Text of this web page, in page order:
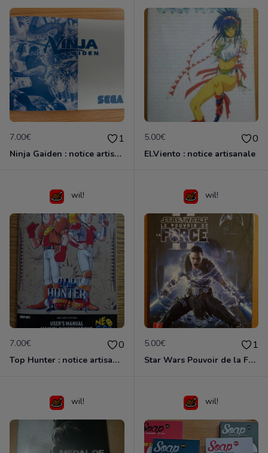
7.00€ 1
Ninja Gaiden : notice artisanale
5.00€ 0
El.Viento : notice artisanale
wil!
7.00€ 0
Top Hunter : notice artisanale
wil!
5.00€ 1
Star Wars Pouvoir de la Force II
wil! wil!